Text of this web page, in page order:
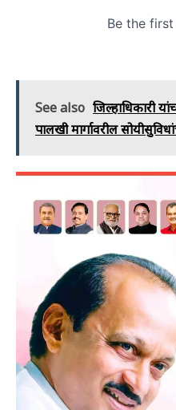
See also जिल्हाधिकारी
पालखी मार्गावरील